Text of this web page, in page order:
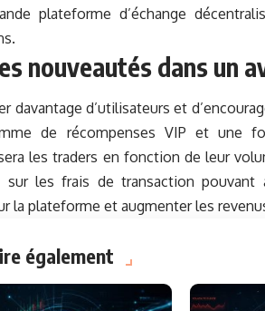
plateforme d’échange
nouveautés dans un
davantage d’utilisateurs et
de récompenses VIP et une
les traders en fonction de leur
sur les frais de transaction
la plateforme et augmenter les
également